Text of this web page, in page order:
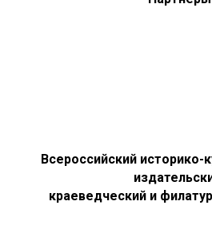
Всероссийский историко-
краеведческий и